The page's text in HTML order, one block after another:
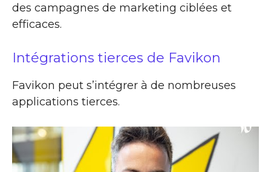
des campagnes de marketing ciblées et
efficaces.
Intégrations tierces de Favikon
Favikon peut s’intégrer à de nombreuses
applications tierces.